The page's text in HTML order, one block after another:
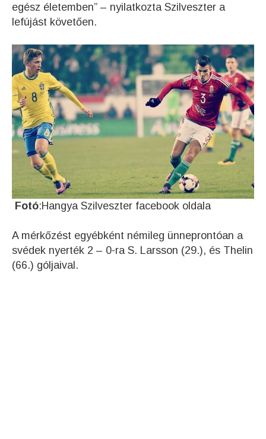
egész életemben” – nyilatkozta Szilveszter a
lefújást követően.
Fotó:Hangya Szilveszter facebook oldala
A mérkőzést egyébként némileg ünneprontóan a
svédek nyerték 2 – 0-ra S. Larsson (29.), és Thelin
(66.) góljaival.